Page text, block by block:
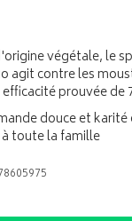
végétale, le
agit contre les
prouvée de
douce et
toute la famille